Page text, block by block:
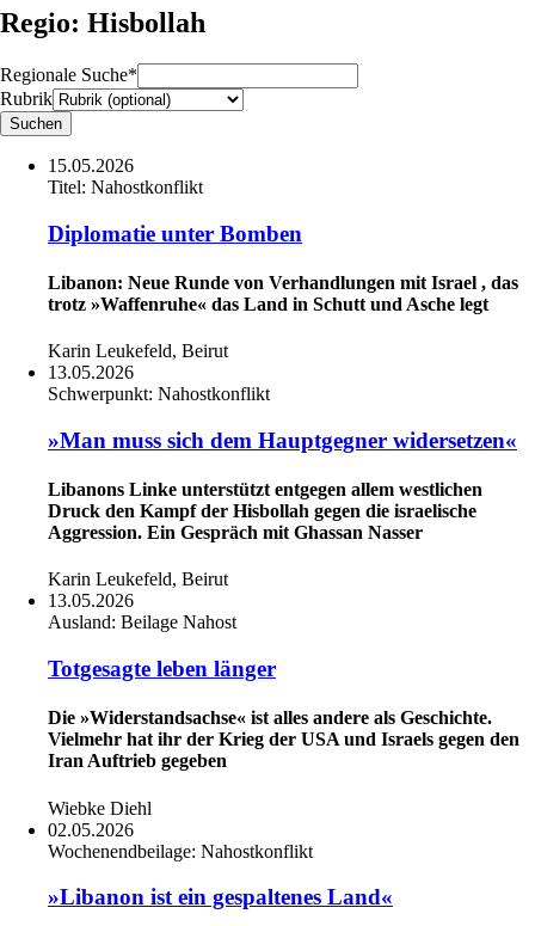
Regio: Hisbollah
Regionale Suche*
Rubrik
15.05.2026
Titel: Nahostkonflikt
Diplomatie unter Bomben
Libanon: Neue Runde von Verhandlungen mit Israel , das
trotz »Waffenruhe« das Land in Schutt und Asche legt
Karin Leukefeld, Beirut
13.05.2026
Schwerpunkt: Nahostkonflikt
»Man muss sich dem Hauptgegner widersetzen«
Libanons Linke unterstützt entgegen allem westlichen
Druck den Kampf der Hisbollah gegen die israelische
Aggression. Ein Gespräch mit Ghassan Nasser
Karin Leukefeld, Beirut
13.05.2026
Ausland: Beilage Nahost
Totgesagte leben länger
Die »Widerstandsachse« ist alles andere als Geschichte.
Vielmehr hat ihr der Krieg der USA und Israels gegen den
Iran Auftrieb gegeben
Wiebke Diehl
02.05.2026
Wochenendbeilage: Nahostkonflikt
»Libanon ist ein gespaltenes Land«